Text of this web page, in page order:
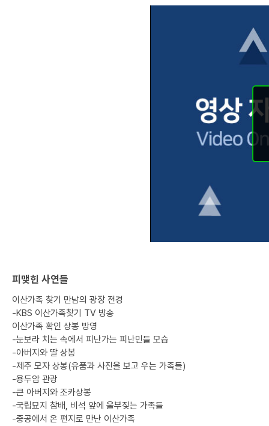
피맺힌 사연들
이산가족 찾기 만남의 광장 전경
-KBS 이산가족찾기 TV 방송
이산가족 확인 상봉 방영
-눈보라 치는 속에서 피난가는 피난민들 모습
-아버지와 딸 상봉
-제주 모자 상봉(유품과 사진을 보고 우는 가족들)
-용두암 관광
-큰 아버지와 조카상봉
-국립묘지 참배, 비석 앞에 울부짖는 가족들
-중공에서 온 편지로 만난 이산가족